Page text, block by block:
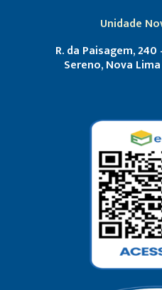
Unidade
R. da Paisagem,
Sereno, Nova